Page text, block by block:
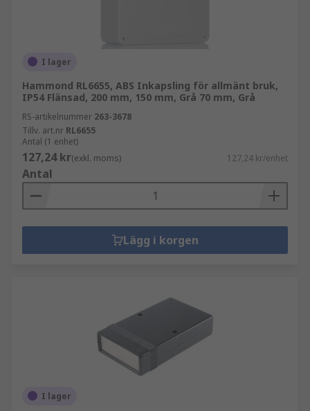
I lager
Hammond RL6655, ABS Inkapsling för allmänt bruk,
IP54 Flänsad, 200 mm, 150 mm, Grå 70 mm, Grå
RS-artikelnummer 263-3678
Tillv. art.nr RL6655
Antal (1 enhet)
127,24 kr(exkl. moms) 127,24 kr/enhet
Antal
Lägg i korgen
I lager